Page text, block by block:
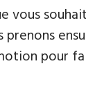
vous
prenons
pour